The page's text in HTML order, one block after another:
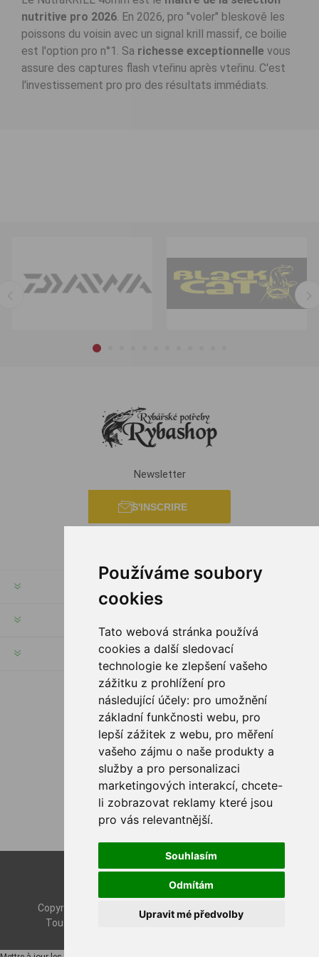
Používáme soubory
cookies
Tato webová stránka používá
cookies a další sledovací
technologie ke zlepšení vašeho
zážitku z prohlížení pro
následující účely: pro umožnění
základní funkčnosti webu, pro
lepší zážitek z webu, pro měření
vašeho zájmu o naše produkty a
služby a pro personalizaci
marketingových interakcí, chcete-
li zobrazovat reklamy které jsou
pro vás relevantnější.
Souhlasím
Odmítám
Upravit mé předvolby
nutritive pro 2026. En 2026, pro "voler" bleskově les
poissons du voisin avec un signal krill massif, ce boilie
est l'option pro n°1. Sa richesse exceptionnelle vous
assure des captures flash vteřinu après vteřinu. C'est
l'investissement pro pro des résultats immédiats.
Newsletter
S'INSCRIRE
SERVICES
SUIVEZ NOUS
OPTIONS DE PAIEMENT
nopCommerce
Nop-Templates.com
Copyright © 2026 Rybashop CZ. Tous droits réservés.
Tous les prix sont TTC à l'exception de
l'expédition